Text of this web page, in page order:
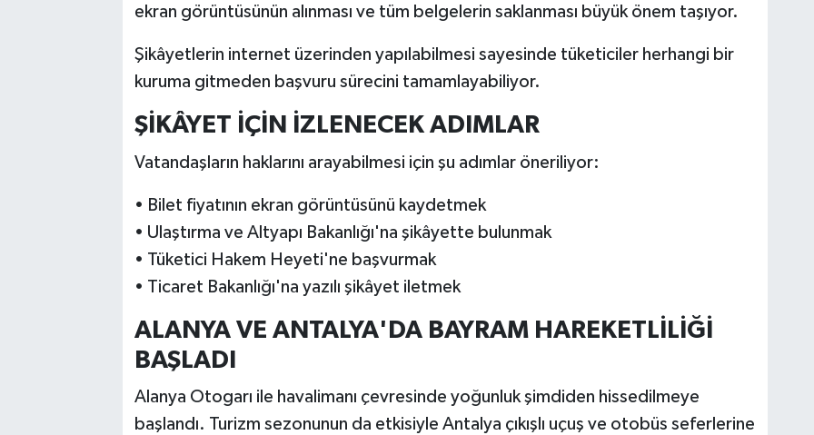
ekran görüntüsünün alınması ve tüm belgelerin saklanması büyük önem taşıyor.
Şikâyetlerin internet üzerinden yapılabilmesi sayesinde tüketiciler herhangi bir
kuruma gitmeden başvuru sürecini tamamlayabiliyor.
ŞİKÂYET İÇİN İZLENECEK ADIMLAR
Vatandaşların haklarını arayabilmesi için şu adımlar öneriliyor:
• Bilet fiyatının ekran görüntüsünü kaydetmek
• Ulaştırma ve Altyapı Bakanlığı'na şikâyette bulunmak
• Tüketici Hakem Heyeti'ne başvurmak
• Ticaret Bakanlığı'na yazılı şikâyet iletmek
ALANYA VE ANTALYA'DA BAYRAM HAREKETLİLİĞİ
BAŞLADI
Alanya Otogarı ile havalimanı çevresinde yoğunluk şimdiden hissedilmeye
başlandı. Turizm sezonunun da etkisiyle Antalya çıkışlı uçuş ve otobüs seferlerine